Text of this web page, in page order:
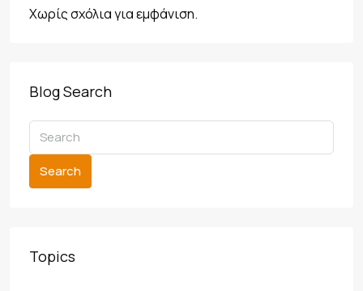
Χωρίς σχόλια για εμφάνιση.
Blog Search
Search
Topics